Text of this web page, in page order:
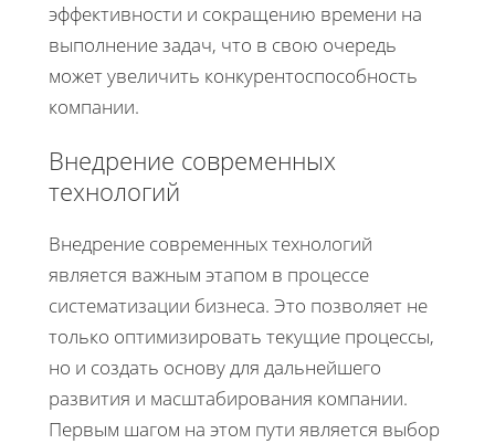
эффективности и сокращению времени на
выполнение задач, что в свою очередь
может увеличить конкурентоспособность
компании.
Внедрение современных
технологий
Внедрение современных технологий
является важным этапом в процессе
систематизации бизнеса. Это позволяет не
только оптимизировать текущие процессы,
но и создать основу для дальнейшего
развития и масштабирования компании.
Первым шагом на этом пути является выбор